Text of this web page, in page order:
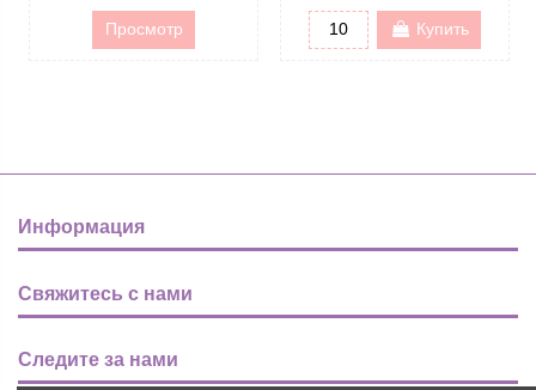
Просмотр Купить
Информация
Свяжитесь с нами
Следите за нами